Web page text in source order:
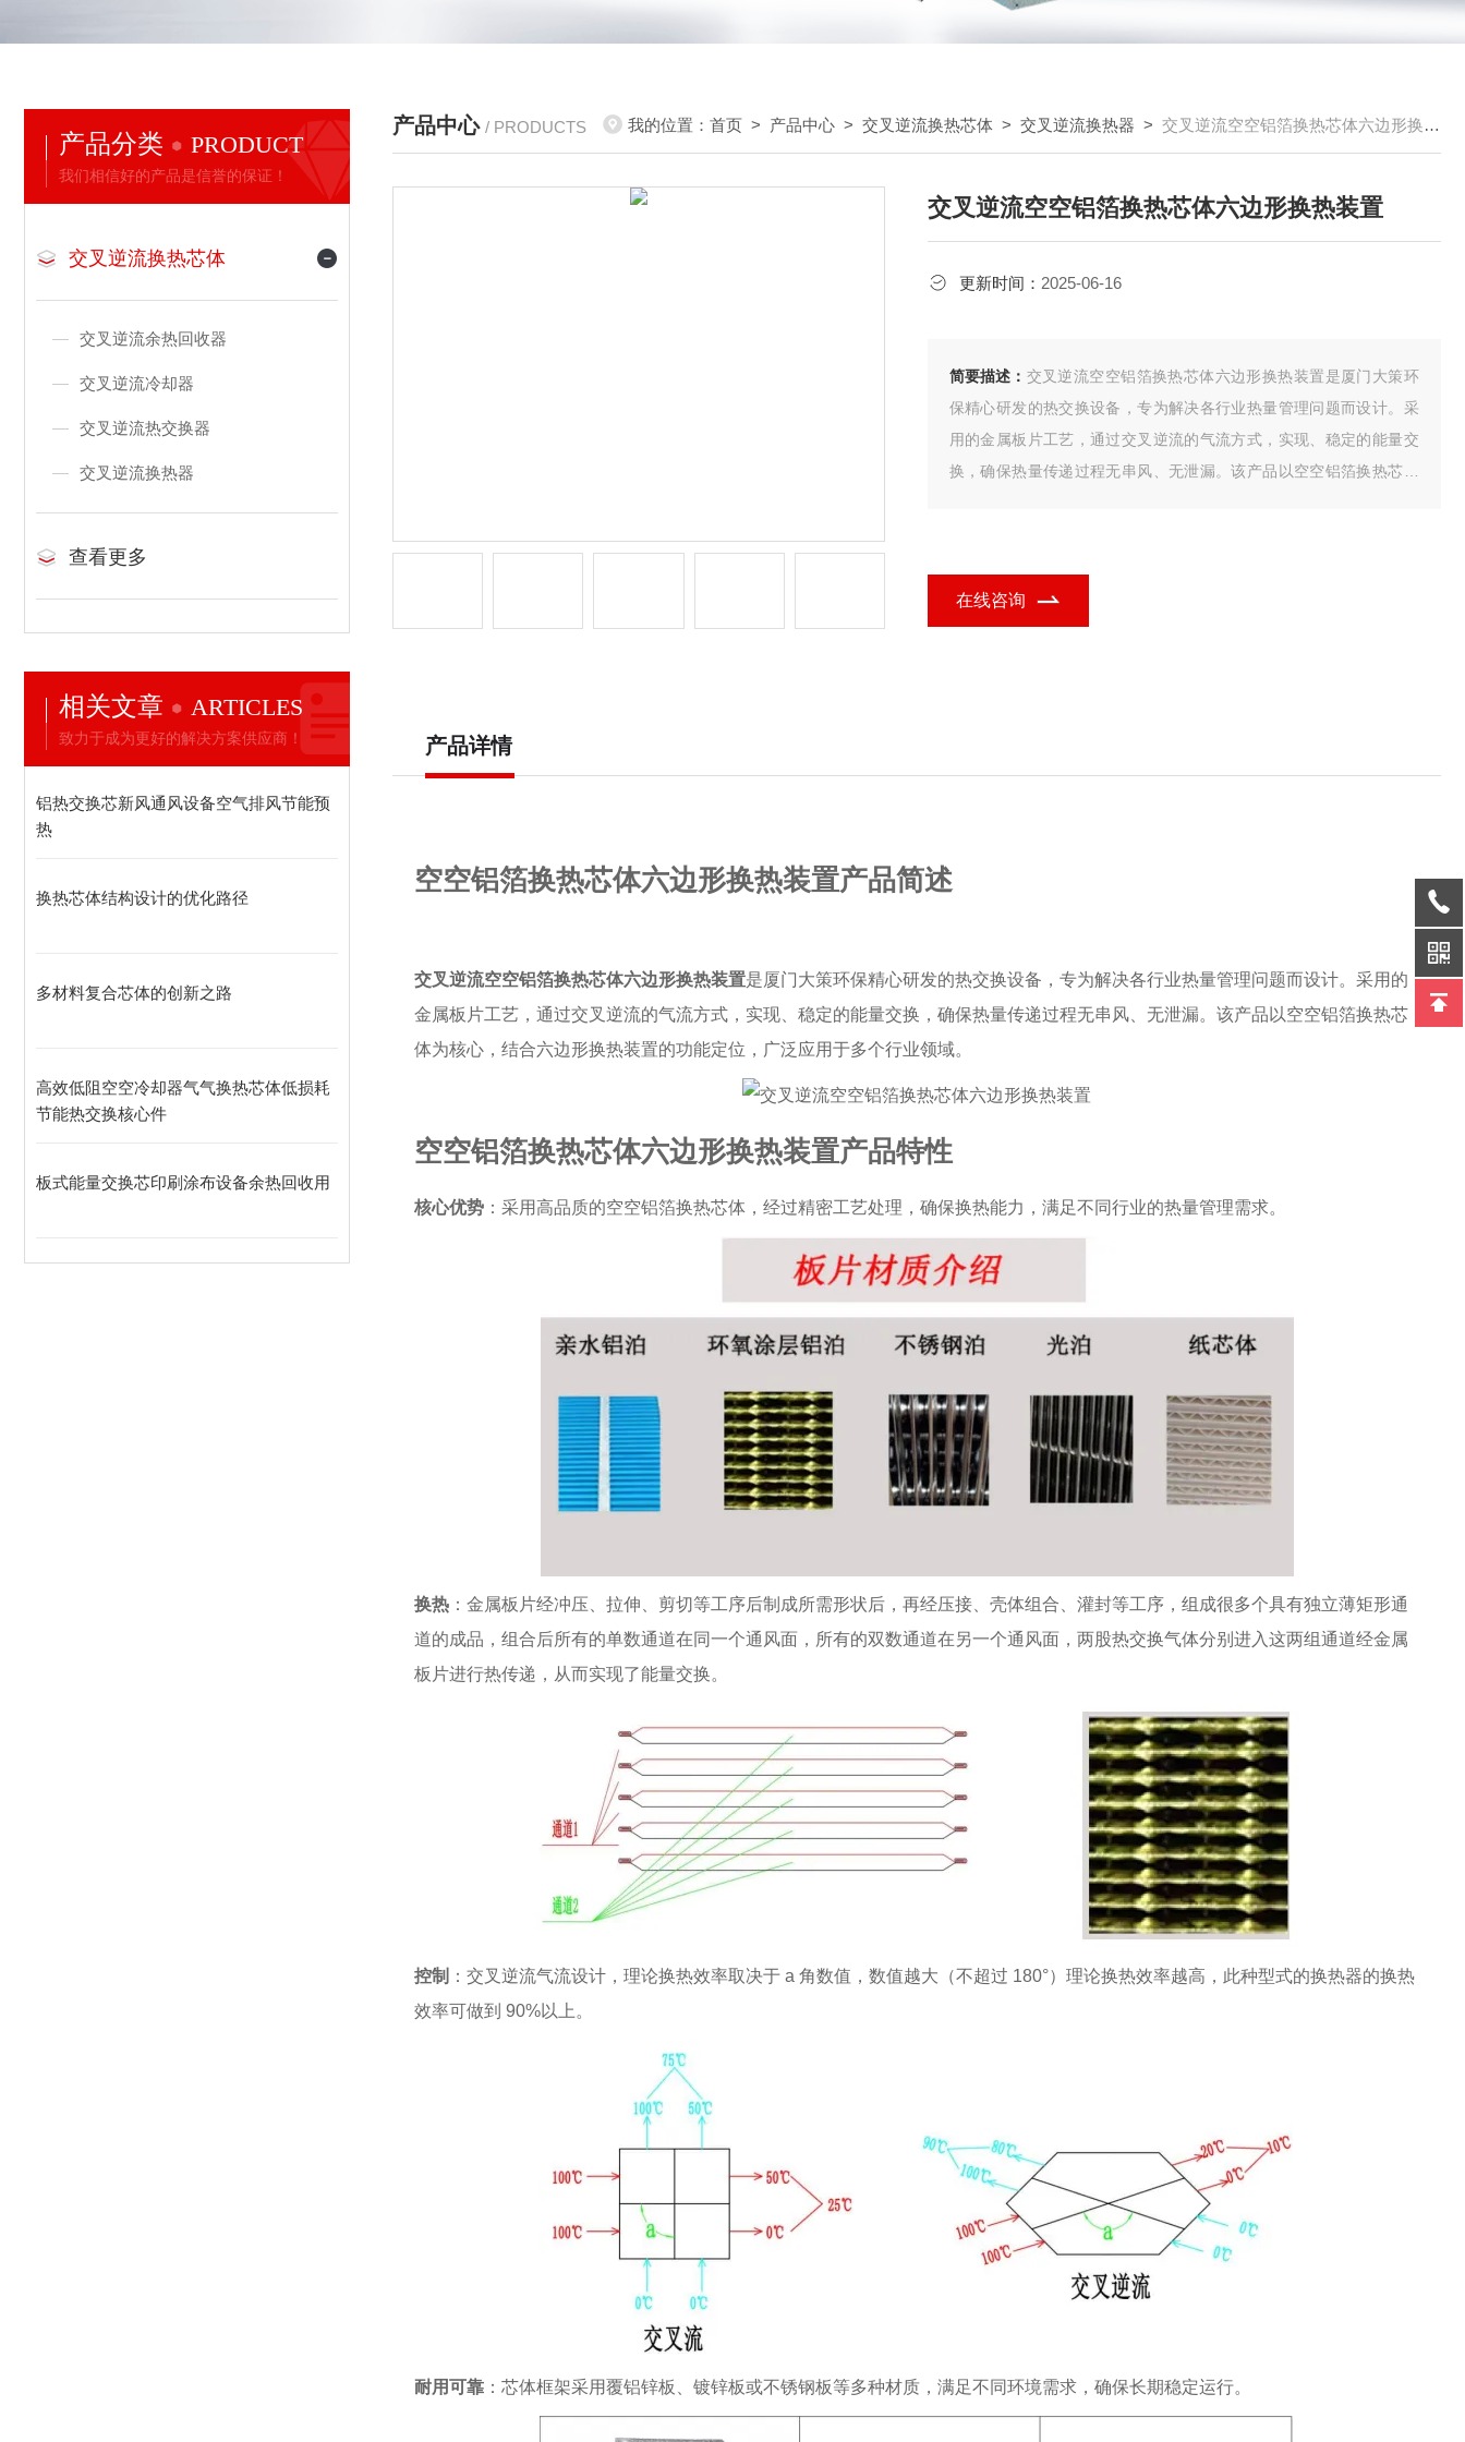
产品分类 PRODUCT
我们相信好的产品是信誉的保证！
交叉逆流换热芯体
交叉逆流余热回收器
交叉逆流冷却器
交叉逆流热交换器
交叉逆流换热器
查看更多
相关文章 ARTICLES
致力于成为更好的解决方案供应商！
铝热交换芯新风通风设备空气排风节能预
热
换热芯体结构设计的优化路径
多材料复合芯体的创新之路
高效低阻空空冷却器气气换热芯体低损耗
节能热交换核心件
板式能量交换芯印刷涂布设备余热回收用
产品中心 / PRODUCTS 我的位置：首页 > 产品中心 >交叉逆流换热芯体 >交叉逆流换热器 >交叉逆流空空铝箔换热芯体六边形换热装置
交叉逆流空空铝箔换热芯体六边形换热装置
更新时间： 2025-06-16
简要描述： 交叉逆流空空铝箔换热芯体六边形换热装置是厦门大策环
保精心研发的热交换设备，专为解决各行业热量管理问题而设计。采
用的金属板片工艺，通过交叉逆流的气流方式，实现、稳定的能量交
换，确保热量传递过程无串风、无泄漏。该产品以空空铝箔换热芯体
在线咨询
产品详情
空空铝箔换热芯体六边形换热装置产品简述
交叉逆流空空铝箔换热芯体六边形换热装置是厦门大策环保精心研发的热交换设备，专为解决各行业热量管理问题而设计。采用的
金属板片工艺，通过交叉逆流的气流方式，实现、稳定的能量交换，确保热量传递过程无串风、无泄漏。该产品以空空铝箔换热芯
体为核心，结合六边形换热装置的功能定位，广泛应用于多个行业领域。
空空铝箔换热芯体六边形换热装置产品特性
核心优势 ：采用高品质的空空铝箔换热芯体，经过精密工艺处理，确保换热能力，满足不同行业的热量管理需求。
换热 ：金属板片经冲压、拉伸、剪切等工序后制成所需形状后，再经压接、壳体组合、灌封等工序，组成很多个具有独立薄矩形通
道的成品，组合后所有的单数通道在同一个通风面，所有的双数通道在另一个通风面，两股热交换气体分别进入这两组通道经金属
板片进行热传递，从而实现了能量交换。
控制 ：交叉逆流气流设计，理论换热效率取决于 a 角数值，数值越大（不超过 180°）理论换热效率越高，此种型式的换热器的换热
效率可做到 90%以上。
耐用可靠 ：芯体框架采用覆铝锌板、镀锌板或不锈钢板等多种材质，满足不同环境需求，确保长期稳定运行。